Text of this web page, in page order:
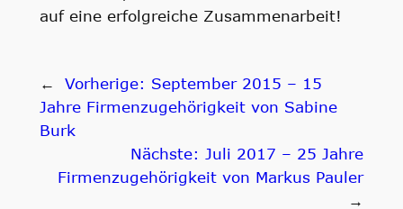
auf eine erfolgreiche Zusammenarbeit!
← Vorherige: September 2015 – 15
Jahre Firmenzugehörigkeit von Sabine
Burk
Nächste: Juli 2017 – 25 Jahre
Firmenzugehörigkeit von Markus Pauler
→